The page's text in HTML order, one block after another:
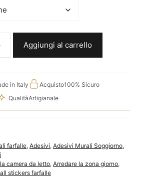
Farfalle
adesive
decorazioni
da
parete
WS2652
Aggiungi al carrello
in Italy Acquisto100% Sicuro
QualitàArtigianale
farfalle, Adesivi, Adesivi Murali Soggiorno,
camera da letto, Arredare la zona giorno,
stickers farfalle